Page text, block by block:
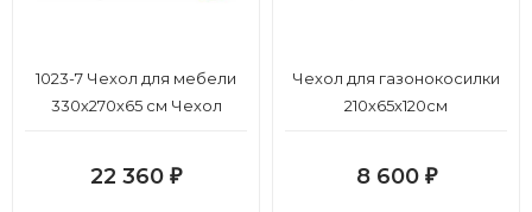
1023-7 Чехол для мебели
330х270х65 см Чехол
22 360 ₽
Чехол для газонокосилки
210х65х120см
8 600 ₽